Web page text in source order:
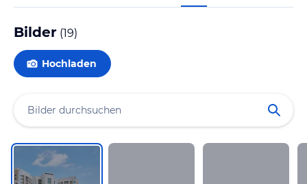
Bilder (19)
Hochladen